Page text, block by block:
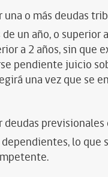
una o más deudas
de un año, o
a 2 años, sin que
pendiente juicio
una vez que se
deudas
lo